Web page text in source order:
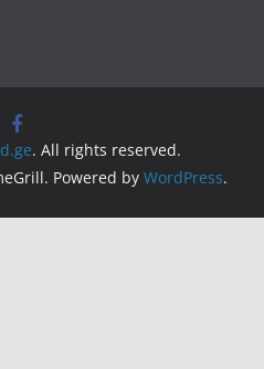
. All rights reserved.
Powered by WordPress.